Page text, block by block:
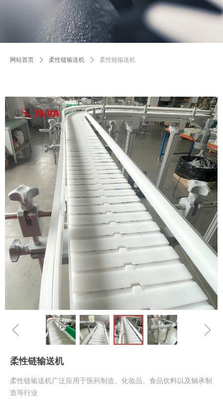
网站首页 ꄲ 柔性链输送机 ꄲ 柔性链输送机
ꁆ ꁇ
柔性链输送机
柔性链输送机广泛应用于医药制造、化妆品、食品饮料以及轴承制
造等行业